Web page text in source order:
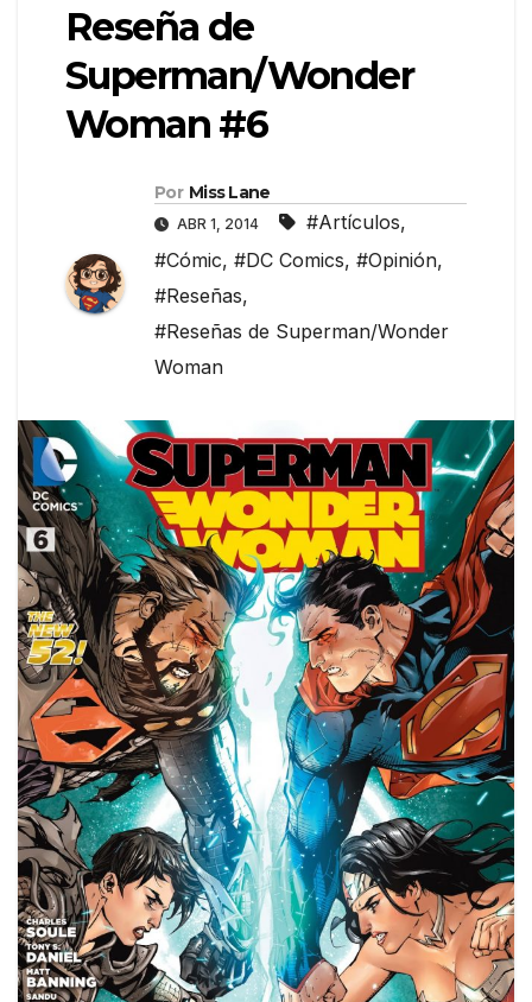
Reseña de
Superman/Wonder
Woman #6
Por Miss Lane
ABR 1, 2014 #Artículos,
#Cómic, #DC Comics, #Opinión,
#Reseñas,
#Reseñas de Superman/Wonder
Woman